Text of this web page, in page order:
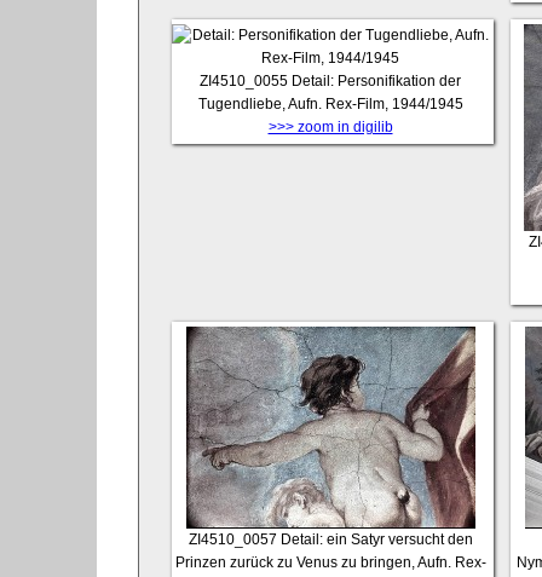
ZI4510_0055 Detail: Personifikation der
Tugendliebe, Aufn. Rex-Film, 1944/1945
>>> zoom in digilib
ZI4510_0057 Detail: ein Satyr versucht den
Prinzen zurück zu Venus zu bringen, Aufn. Rex-